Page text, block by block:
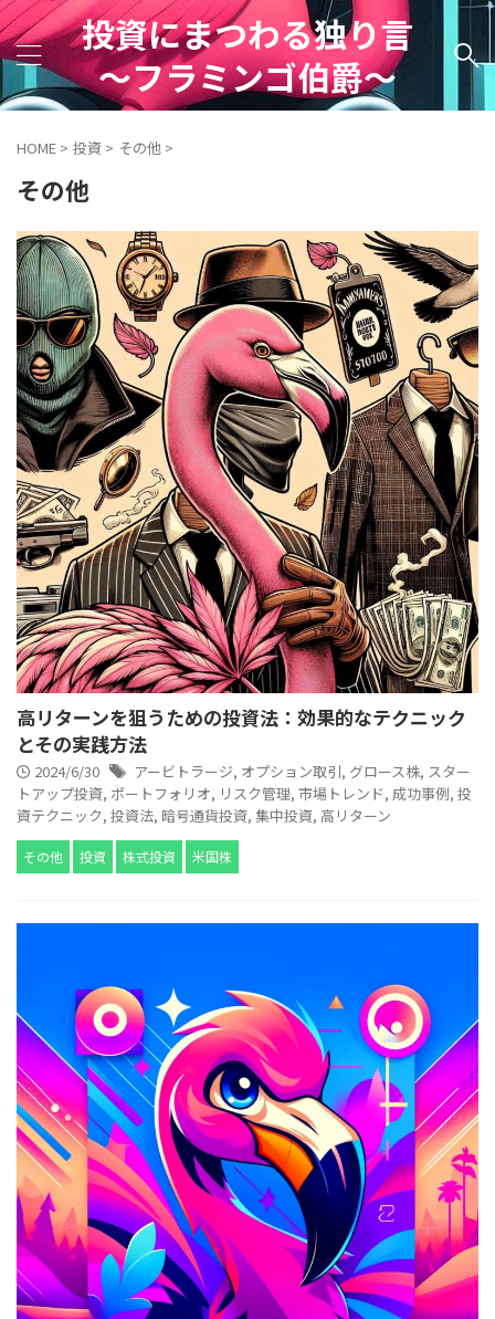
投資にまつわる独り言
～フラミンゴ伯爵～
HOME > 投資 > その他 >
その他
高リターンを狙うための投資法：効果的なテクニック
とその実践方法
2024/6/30 アービトラージ, オプション取引, グロース株, スター
トアップ投資, ポートフォリオ, リスク管理, 市場トレンド, 成功事例, 投
資テクニック, 投資法, 暗号通貨投資, 集中投資, 高リターン
その他 投資 株式投資 米国株